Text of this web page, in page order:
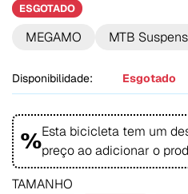
ESGOTADO
MEGAMO MTB
Disponibilidade: Esgotado
%Esta bicicleta tem um
preço ao adicionar o
TAMANHO